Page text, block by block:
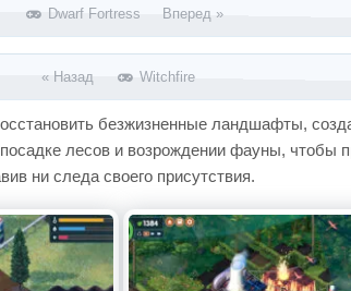
Dwarf Fortress Вперед »
« Назад Witchfire
безжизненные ландшафты,
лесов и возрождении фауны,
ни следа своего присутствия.